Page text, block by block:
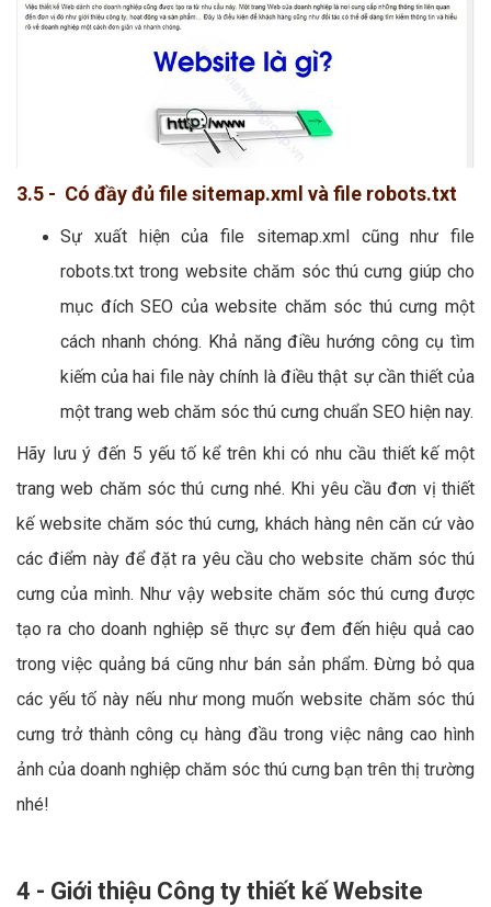
3.5 - Có đầy đủ file sitemap.xml và file robots.txt
Sự xuất hiện của file sitemap.xml cũng như file
robots.txt trong website chăm sóc thú cưng giúp cho
mục đích SEO của website chăm sóc thú cưng một
cách nhanh chóng. Khả năng điều hướng công cụ tìm
kiếm của hai file này chính là điều thật sự cần thiết của
một trang web chăm sóc thú cưng chuẩn SEO hiện nay.
Hãy lưu ý đến 5 yếu tố kể trên khi có nhu cầu thiết kế một
trang web chăm sóc thú cưng nhé. Khi yêu cầu đơn vị thiết
kế website chăm sóc thú cưng, khách hàng nên căn cứ vào
các điểm này để đặt ra yêu cầu cho website chăm sóc thú
cưng của mình. Như vậy website chăm sóc thú cưng được
tạo ra cho doanh nghiệp sẽ thực sự đem đến hiệu quả cao
trong việc quảng bá cũng như bán sản phẩm. Đừng bỏ qua
các yếu tố này nếu như mong muốn website chăm sóc thú
cưng trở thành công cụ hàng đầu trong việc nâng cao hình
ảnh của doanh nghiệp chăm sóc thú cưng bạn trên thị trường
nhé!
4 - Giới thiệu Công ty thiết kế Website